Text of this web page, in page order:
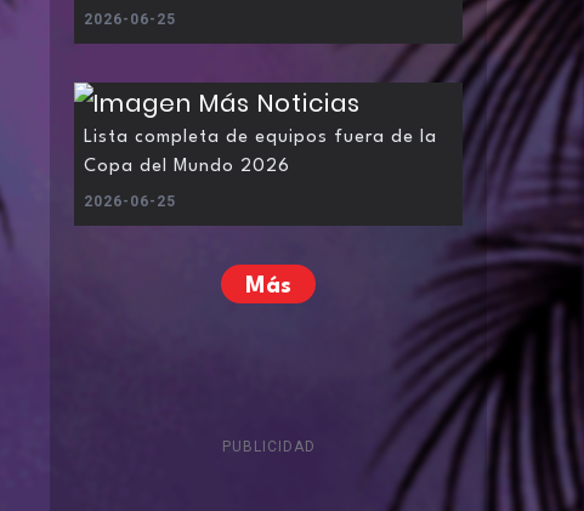
2026-06-25
Lista completa de equipos fuera de la
Copa del Mundo 2026
2026-06-25
Más
PUBLICIDAD